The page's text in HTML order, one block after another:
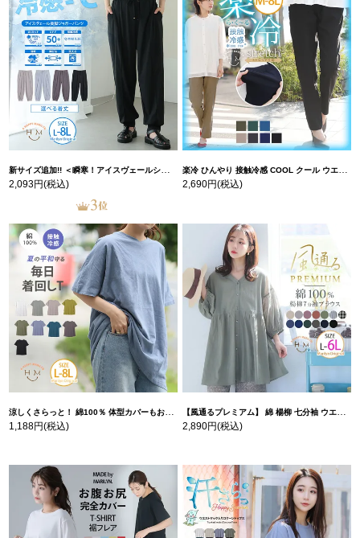
新サイズ追加!! ＜瞬寒！アイスヴェールシリーズ＞ 美脚 ジョガーパンツ 【ウェストゴム】 【ストレッチ】 | 大きいサイズの通販ならハッピーマリリン
2,093円(税込)
楽冷 ひんやり 接触冷感 COOL クール ウエストゴム 楽ちん ストレッチ 美脚 レギパン 【ストレッチ】 | 大きいサイズの通販ならハッピーマリリン
2,690円(税込)
涼しくさらっと！ 綿100％ 体型カバーもお洒落も叶える 風合いコットン ゆるシルエット ドルマン | 大きいサイズの通販ならハッピーマリリン
1,188円(税込)
【風通るプレミアム】 綿 楊柳 七分袖 ウエストギャザー ブラウス | 大きいサイズの通販ならハッピーマリリン
2,890円(税込)